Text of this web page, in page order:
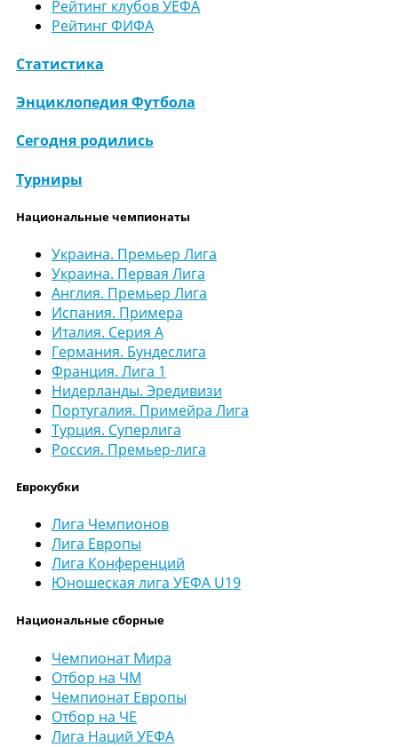
Рейтинг клубов УЕФА
Рейтинг ФИФА
Статистика
Энциклопедия Футбола
Сегодня родились
Турниры
Национальные чемпионаты
Украина. Премьер Лига
Украина. Первая Лига
Англия. Премьер Лига
Испания. Примера
Италия. Серия А
Германия. Бундеслига
Франция. Лига 1
Нидерланды. Эредивизи
Португалия. Примейра Лига
Турция. Суперлига
Россия. Премьер-лига
Еврокубки
Лига Чемпионов
Лига Европы
Лига Конференций
Юношеская лига УЕФА U19
Национальные сборные
Чемпионат Мира
Отбор на ЧМ
Чемпионат Европы
Отбор на ЧЕ
Лига Наций УЕФА